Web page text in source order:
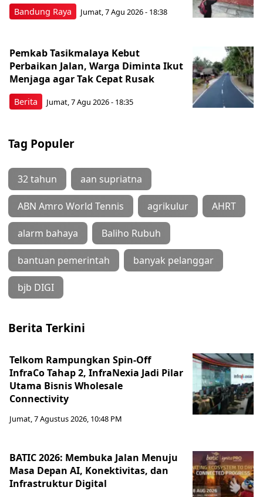
Bandung Raya Jumat, 7 Agu 2026 - 18:38
Berita
Pemkab Tasikmalaya Kebut
Perbaikan Jalan, Warga Diminta Ikut
Menjaga agar Tak Cepat Rusak
Jumat, 7 Agu 2026 - 18:35
Tag Populer
32 tahun aan supriatna
ABN Amro World Tennis agrikulur AHRT
alarm bahaya Baliho Rubuh
bantuan pemerintah banyak pelanggar
bjb DIGI
Berita Terkini
Telkom Rampungkan Spin-Off
InfraCo Tahap 2, InfraNexia Jadi Pilar
Utama Bisnis Wholesale
Connectivity
Jumat, 7 Agustus 2026, 10:48 PM
BATIC 2026: Membuka Jalan Menuju
Masa Depan AI, Konektivitas, dan
Infrastruktur Digital